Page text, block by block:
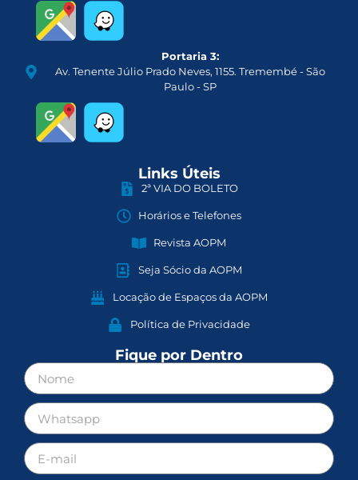
Portaria 3:
Av. Tenente Júlio Prado Neves, 1155. Tremembé - São
Paulo - SP
Links Úteis
2ª VIA DO BOLETO
Horários e Telefones
Revista AOPM
Seja Sócio da AOPM
Locação de Espaços da AOPM
Política de Privacidade
Fique por Dentro